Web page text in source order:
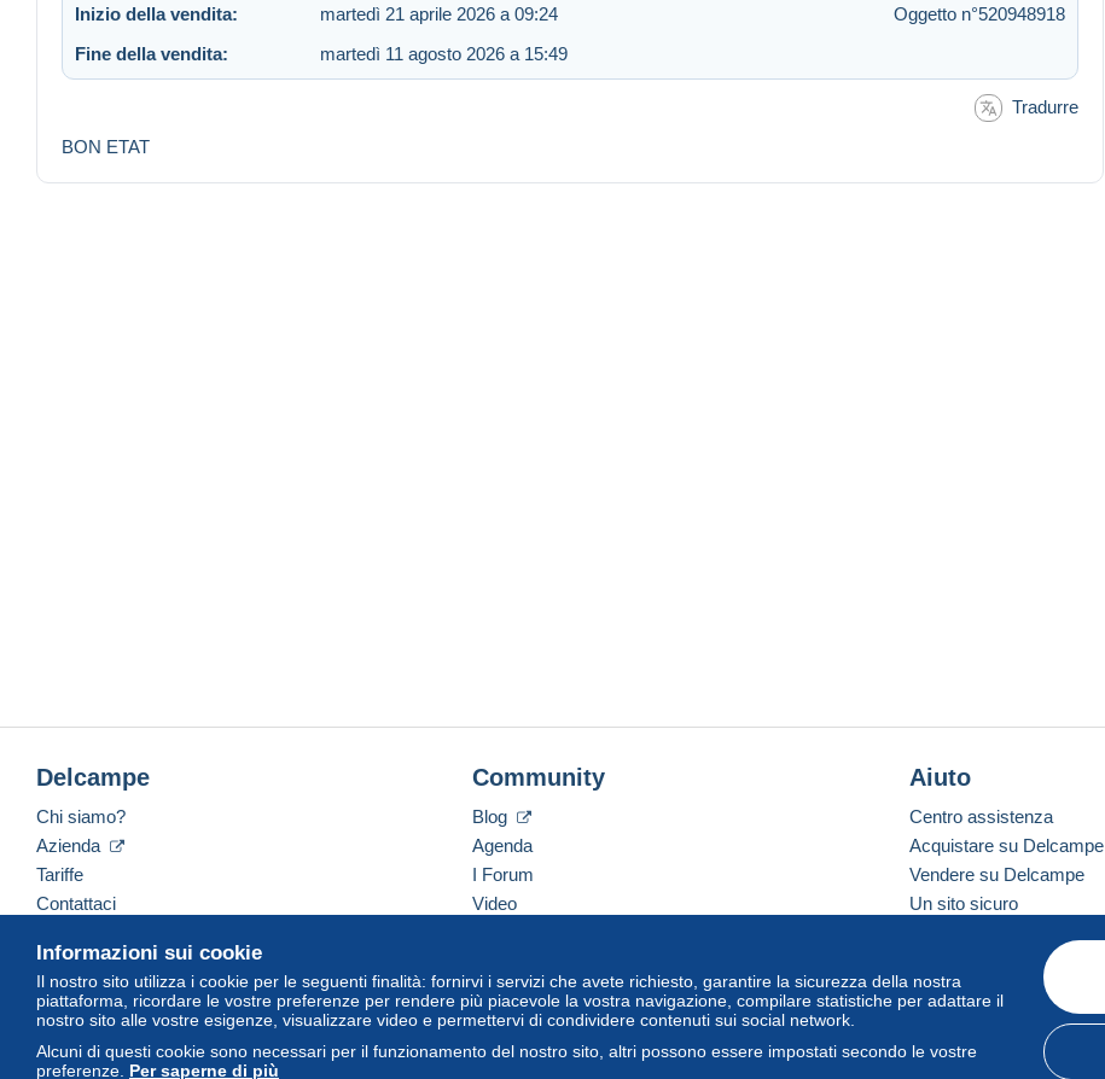
Inizio della vendita: martedì 21 aprile 2026 a 09:24
Oggetto n°520948918
Fine della vendita:
martedì 11 agosto 2026 a 15:49
Tradurre
BON ETAT
Informazioni sui cookie
Il nostro sito utilizza i cookie per le seguenti finalità: fornirvi i servizi che avete richiesto, garantire la sicurezza della nostra
piattaforma, ricordare le vostre preferenze per rendere più piacevole la vostra navigazione, compilare statistiche per adattare il
nostro sito alle vostre esigenze, visualizzare video e permettervi di condividere contenuti sui social network.
Alcuni di questi cookie sono necessari per il funzionamento del nostro sito, altri possono essere impostati secondo le vostre
preferenze. Per saperne di più
Delcampe
Chi siamo?
Azienda
Tariffe
Contattaci
Community
Blog
Agenda
I Forum
Video
Aiuto
Centro assistenza
Acquistare su Delcampe
Vendere su Delcampe
Un sito sicuro
Italiano USD America/Indiana/Vevay Versione standard
© Delcampe International Srl. Tutti i diritti riservati.